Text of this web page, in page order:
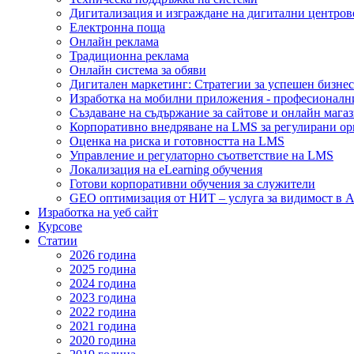
Дигитализация и изграждане на дигитални
Електронна поща
Онлайн реклама
Традиционна реклама
Онлайн система за обяви
Дигитален маркетинг: Стратегии за успешен бизнес
Изработка на мобилни приложения -
Създаване на съдържание за сайтове и онлайн
Корпоративно внедряване на LMS за регулирани
Оценка на риска и готовността на LMS
Управление и регулаторно съответствие на LMS
Локализация на eLearning обучения
Готови корпоративни обучения за служители
GEO оптимизация от НИТ – услуга за видимост в
Изработка на уеб сайт
Курсове
Статии
2026 година
2025 година
2024 година
2023 година
2022 година
2021 година
2020 година